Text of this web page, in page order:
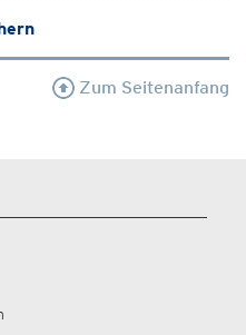
Zum Seitenanfang